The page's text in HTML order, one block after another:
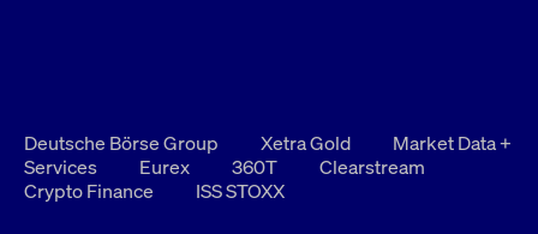
Deutsche Börse Group Xetra Gold
Market Data +
Services
Eurex 360T
Clearstream
Crypto Finance
ISS STOXX